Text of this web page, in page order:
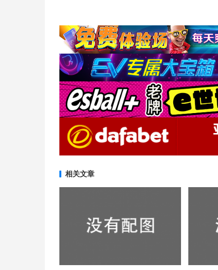
相关文章